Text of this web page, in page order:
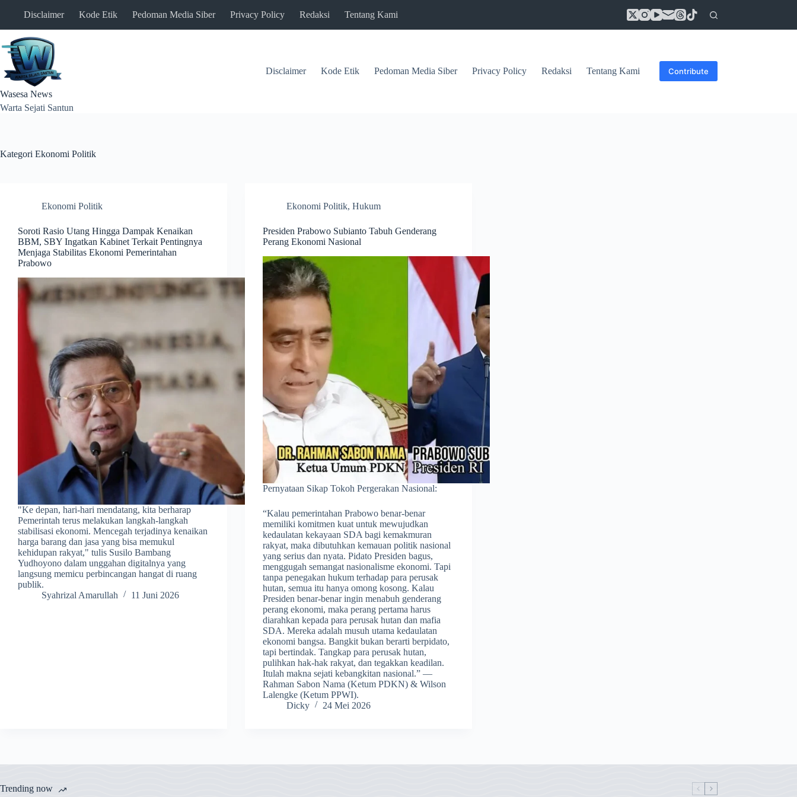
Disclaimer Kode Etik Pedoman Media Siber Privacy Policy Redaksi Tentang Kami
Wasesa News
Warta Sejati Santun
Disclaimer Kode Etik Pedoman Media Siber Privacy Policy Redaksi Tentang Kami Contribute
Kategori Ekonomi Politik
Ekonomi Politik
Soroti Rasio Utang Hingga Dampak Kenaikan
BBM, SBY Ingatkan Kabinet Terkait Pentingnya
Menjaga Stabilitas Ekonomi Pemerintahan
Prabowo
​"Ke depan, hari-hari mendatang, kita berharap
Pemerintah terus melakukan langkah-langkah
stabilisasi ekonomi. Mencegah terjadinya kenaikan
harga barang dan jasa yang bisa memukul
kehidupan rakyat," tulis Susilo Bambang
Yudhoyono dalam unggahan digitalnya yang
langsung memicu perbincangan hangat di ruang
publik.
Syahrizal Amarullah
11 Juni 2026
Ekonomi Politik,Hukum
Presiden Prabowo Subianto Tabuh Genderang
Perang Ekonomi Nasional
Pernyataan Sikap Tokoh Pergerakan Nasional:
“Kalau pemerintahan Prabowo benar-benar
memiliki komitmen kuat untuk mewujudkan
kedaulatan kekayaan SDA bagi kemakmuran
rakyat, maka dibutuhkan kemauan politik nasional
yang serius dan nyata. Pidato Presiden bagus,
menggugah semangat nasionalisme ekonomi. Tapi
tanpa penegakan hukum terhadap para perusak
hutan, semua itu hanya omong kosong. Kalau
Presiden benar-benar ingin menabuh genderang
perang ekonomi, maka perang pertama harus
diarahkan kepada para perusak hutan dan mafia
SDA. Mereka adalah musuh utama kedaulatan
ekonomi bangsa. Bangkit bukan berarti berpidato,
tapi bertindak. Tangkap para perusak hutan,
pulihkan hak-hak rakyat, dan tegakkan keadilan.
Itulah makna sejati kebangkitan nasional.” —
Rahman Sabon Nama (Ketum PDKN) & Wilson
Lalengke (Ketum PPWI).
Dicky
24 Mei 2026
Trending now